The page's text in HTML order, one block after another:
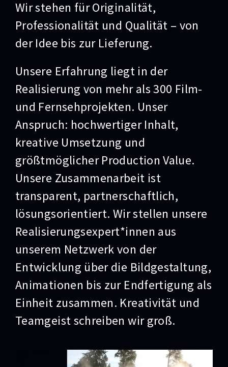
Wir stehen für Originalität,
Professionalität und Qualität – von
der Idee bis zur Lieferung.
Unsere Erfahrung liegt in der
Realisierung von mehr als 300 Film-
und Fernsehprojekten. Unser
Anspruch: hochwertiger Inhalt,
kreative Umsetzung und
größtmöglicher Production Value.
Unsere Zusammenarbeit ist
transparent, partnerschaftlich,
lösungsorientiert. Wir stellen unsere
Realisierungsexpert*innen aus
unserem Netzwerk von der
Entwicklung über die Bildgestaltung,
Animationen bis zur Endfertigung als
Einheit zusammen. Kreativität und
Teamgeist schreiben wir groß.